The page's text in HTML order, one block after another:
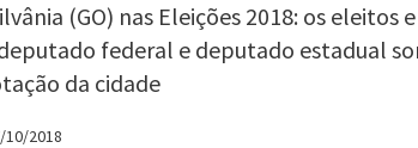
(GO) nas Eleições 2018: os eleitos
federal e deputado estadual
da cidade
10/2018